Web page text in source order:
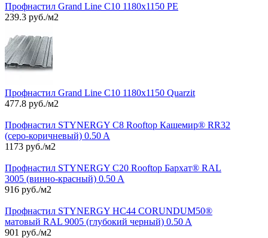
Профнастил Grand Line С10 1180х1150 РЕ
239.3 руб./м2
Профнастил Grand Line С10 1180х1150 Quarzit
477.8 руб./м2
Профнастил STYNERGY С8 Rooftop Кашемир® RR32
(серо-коричневый) 0.50 A
1173 руб./м2
Профнастил STYNERGY С20 Rooftop Бархат® RAL
3005 (винно-красный) 0.50 A
916 руб./м2
Профнастил STYNERGY НС44 CORUNDUM50®
матовый RAL 9005 (глубокий черный) 0.50 A
901 руб./м2